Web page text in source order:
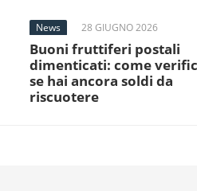
News 28 GIUGNO 2026
Buoni fruttiferi postali
dimenticati: come
se hai ancora soldi da
riscuotere